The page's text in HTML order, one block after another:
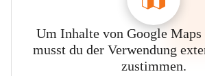
Um Inhalte von Google Maps
musst du der Verwendung
zustimmen.